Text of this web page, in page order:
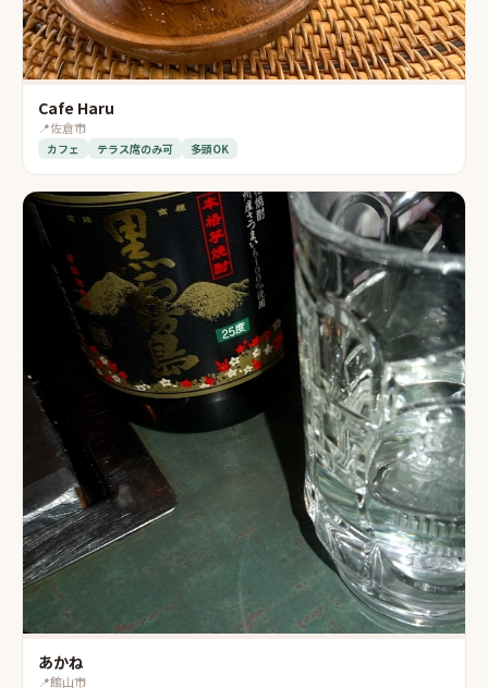
Cafe Haru
📍佐倉市
カフェ テラス席のみ可 多頭OK
あかね
📍館山市